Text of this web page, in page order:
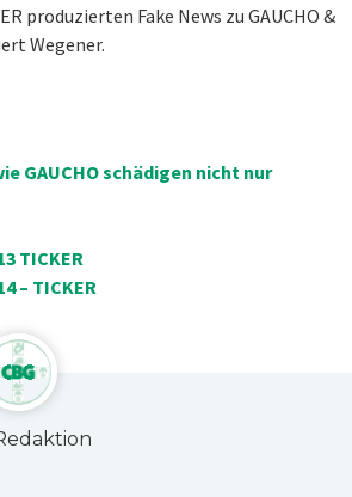
produzierten Fake News zu GAUCHO &
Wegener.
GAUCHO schädigen nicht nur
TICKER
– TICKER